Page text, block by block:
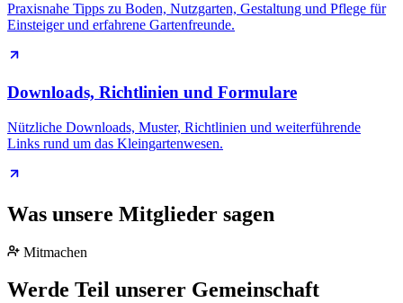
Praxisnahe Tipps zu Boden, Nutzgarten, Gestaltung und Pflege für
Einsteiger und erfahrene Gartenfreunde.
Downloads, Richtlinien und Formulare
Nützliche Downloads, Muster, Richtlinien und weiterführende
Links rund um das Kleingartenwesen.
Was unsere Mitglieder sagen
Mitmachen
Werde Teil unserer Gemeinschaft